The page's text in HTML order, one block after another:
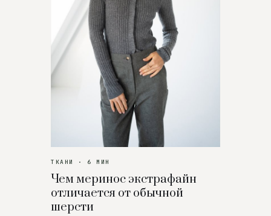
ТКАНИ · 6 МИН
Чем меринос экстрафайн
отличается от обычной
шерсти